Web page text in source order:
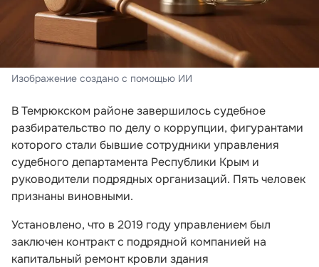
Изображение создано с помощью ИИ
В Темрюкском районе завершилось судебное
разбирательство по делу о коррупции, фигурантами
которого стали бывшие сотрудники управления
судебного департамента Республики Крым и
руководители подрядных организаций. Пять человек
признаны виновными.
Установлено, что в 2019 году управлением был
заключен контракт с подрядной компанией на
капитальный ремонт кровли здания